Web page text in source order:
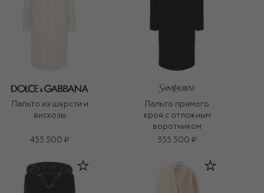
Пальто из шерсти и
вискозы
455 500 ₽
Пальто прямого
кроя с отложным
воротником
355 500 ₽